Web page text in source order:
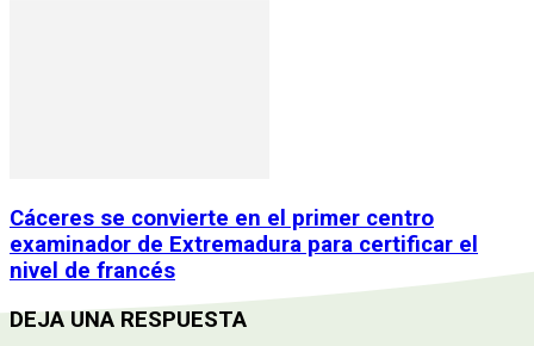
Cáceres se convierte en el primer centro
examinador de Extremadura para certificar el
nivel de francés
DEJA UNA RESPUESTA